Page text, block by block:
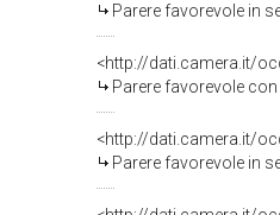
Parere favorevole in
<http://dati.camera.it/
Parere favorevole
<http://dati.camera.it/
Parere favorevole in